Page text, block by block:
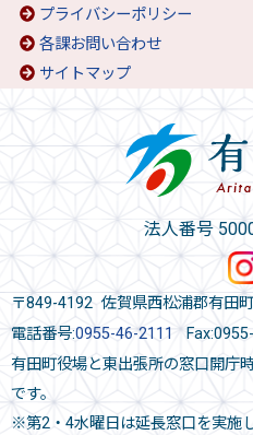
プライバシーポリシー
各課お問い合わせ
サイトマップ
法人番号
〒849-4192 佐賀県西松浦郡有田
電話番号:0955-46-2111
有田町役場と東出張所の窓口開庁
です。
※第2・4水曜日は延長窓口を実施